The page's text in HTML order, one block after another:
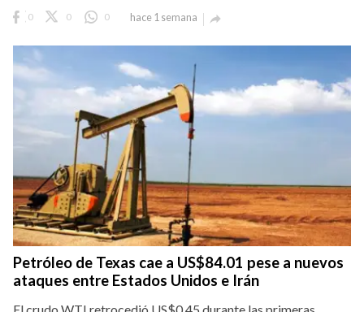
0 0 0 hace 1 semana 
Petróleo de Texas cae a US$84.01 pese a nuevos
ataques entre Estados Unidos e Irán
El crudo WTI retrocedió US$0.45 durante las primeras